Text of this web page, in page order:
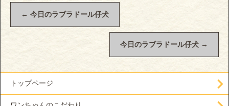
← 今日のラブラドール仔犬
今日のラブラドール仔犬 →
トップページ